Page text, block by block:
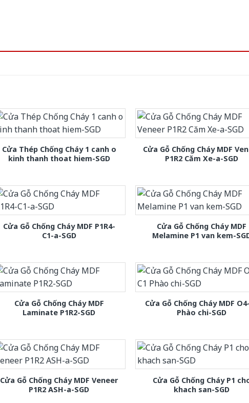
Cửa Thép Chống Cháy 1 canh o
kinh thanh thoat hiem-SGD
Cửa Gỗ Chống Cháy MDF
P1R2 Căm Xe-a-SGD
Cửa Gỗ Chống Cháy MDF P1R4-
C1-a-SGD
Cửa Gỗ Chống Cháy MDF
Melamine P1 van kem-
Cửa Gỗ Chống Cháy MDF
Laminate P1R2-SGD
Cửa Gỗ Chống Cháy MDF
Phào chi-SGD
Cửa Gỗ Chống Cháy MDF Veneer
P1R2 ASH-a-SGD
Cửa Gỗ Chống Cháy P1
khach san-SGD